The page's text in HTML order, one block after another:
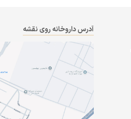
آدرس داروخانه روی نقشه